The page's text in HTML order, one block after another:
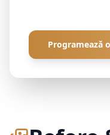
Programează